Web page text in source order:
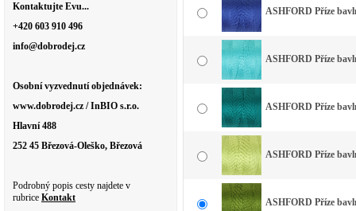
Kontaktujte Evu...
+420 603 910 496
info@dobrodej.cz
Osobní vyzvednutí objednávek:
www.dobrodej.cz / InBIO s.r.o.
Hlavní 488
252 45 Březová-Oleško, Březová
Podrobný popis cesty najdete v
rubrice Kontakt
ASHFORD Příze
ASHFORD Příze
ASHFORD Příze
ASHFORD Příze
ASHFORD Příze